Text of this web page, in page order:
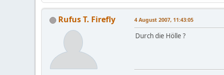
Rufus T. Firefly 4 August 2007, 11:43:05
Durch die Hölle ?